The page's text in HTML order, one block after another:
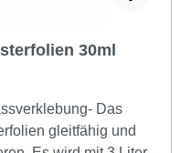
30ml
Das
gleitfähig und